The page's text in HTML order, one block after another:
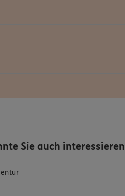
Sie auch interessieren